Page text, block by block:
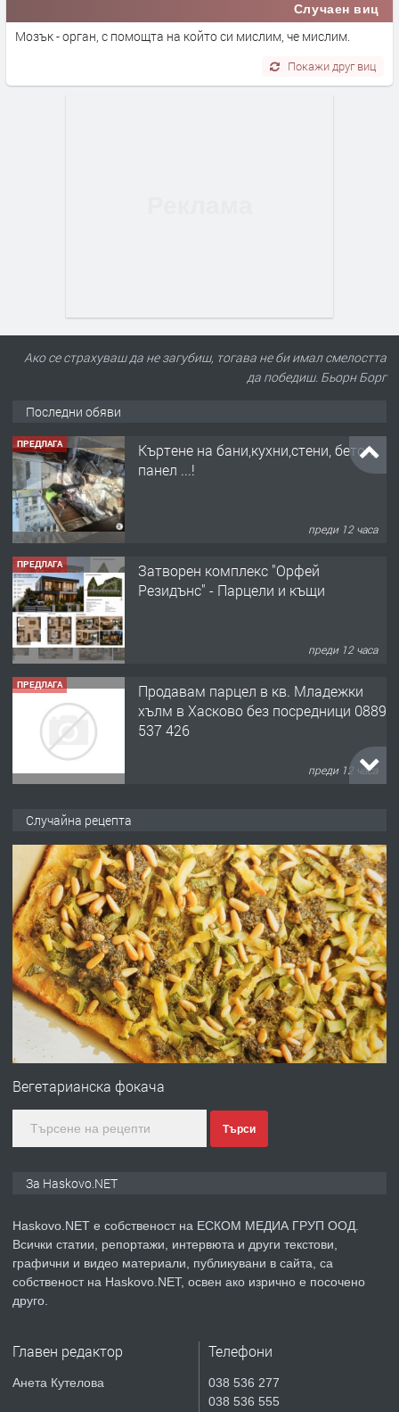
Случаен виц
Мозък - орган, с помощта на който си мислим, че мислим.
Покажи друг виц
Ако се страхуваш да не загубиш, тогава не би имал смелостта
да победиш. Бьорн Борг
Последни обяви
ПРЕДЛАГА
Къртене на бани,кухни,стени, бетон,
панел ...!
преди 12 часа
ПРЕДЛАГА
Затворен комплекс "Орфей
Резидънс" - Парцели и къщи
преди 12 часа
ПРЕДЛАГА
Продавам парцел в кв. Младежки
хълм в Хасково без посредници 0889
537 426
преди 12 часа
преди 12 часа
ПРЕДЛАГА Под НАЕМ двустаен Орфей
преди 3 дни
ПРЕДЛАГА
Нов апартамент на ул. Липа до
преди 4 дни
ПРЕДЛАГА
НАПЪЛНО ОБЗАВЕДЕН И
Случайна рецепта
Вегетарианска фокача
Търси
За Haskovo.NET
Haskovo.NET е собственост на ЕСКОМ МЕДИА ГРУП ООД.
Всички статии, репортажи, интервюта и други текстови,
графични и видео материали, публикувани в сайта, са
собственост на Haskovo.NET, освен ако изрично е посочено
друго.
Главен редактор
Анета Кутелова
Телефони
038 536 277
038 536 555